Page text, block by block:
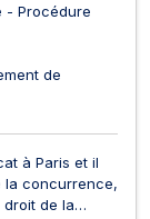
- Procédure
de
à Paris et il
la concurrence,
de la